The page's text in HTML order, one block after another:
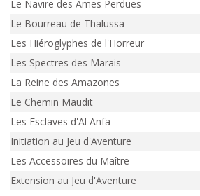
Le Navire des Âmes Perdues
Le Bourreau de Thalussa
Les Hiéroglyphes de l'Horreur
Les Spectres des Marais
La Reine des Amazones
Le Chemin Maudit
Les Esclaves d'Al Anfa
Initiation au Jeu d'Aventure
Les Accessoires du Maître
Extension au Jeu d'Aventure